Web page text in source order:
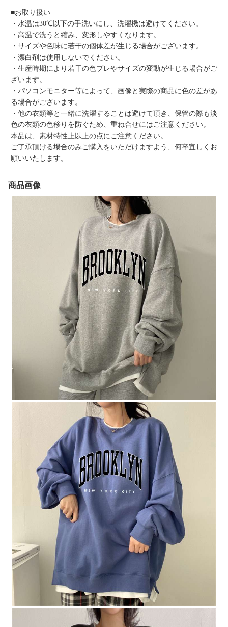
・水温は30℃以下の手洗いにし、洗濯機は避けてください。
・高温で洗うと縮み、変形しやすくなります。
・サイズや色味に若干の個体差が生じる場合がございます。
・漂白剤は使用しないでください。
・生産時期により若干の色ブレやサイズの変動が生じる場合がご
ざいます。
・パソコンモニター等によって、画像と実際の商品に色の差があ
る場合がございます。
・他の衣類等と一緒に洗濯することは避けて頂き、保管の際も淡
色の衣類の色移りを防ぐため、重ね合せにはご注意ください。
本品は、素材特性上以上の点にご注意ください。
ご了承頂ける場合のみご購入をいただけますよう、何卒宜しくお
願いいたします。